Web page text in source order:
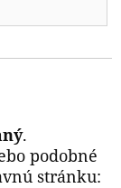
.
podobné
stránku: